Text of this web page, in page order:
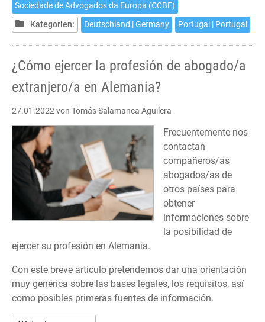
Sociedade de Advogados da Europa (CCBE)
Kategorien:
Deutschland | Germany Portugal | Portugal
¿Cómo ejercer la profesión de abogado/a
extranjero/a en Alemania?
27.01.2022 von Tomás Salamanca Aguilera
Frecuentemente nos
contactan
compañeros/as
abogados/as de
otros países para
obtener
informaciones sobre
la posibilidad de
ejercer su profesión en Alemania.
Con este breve artículo pretendemos dar una orientación
muy genérica sobre las bases legales, los requisitos, así
como posibles primeras fuentes de información.